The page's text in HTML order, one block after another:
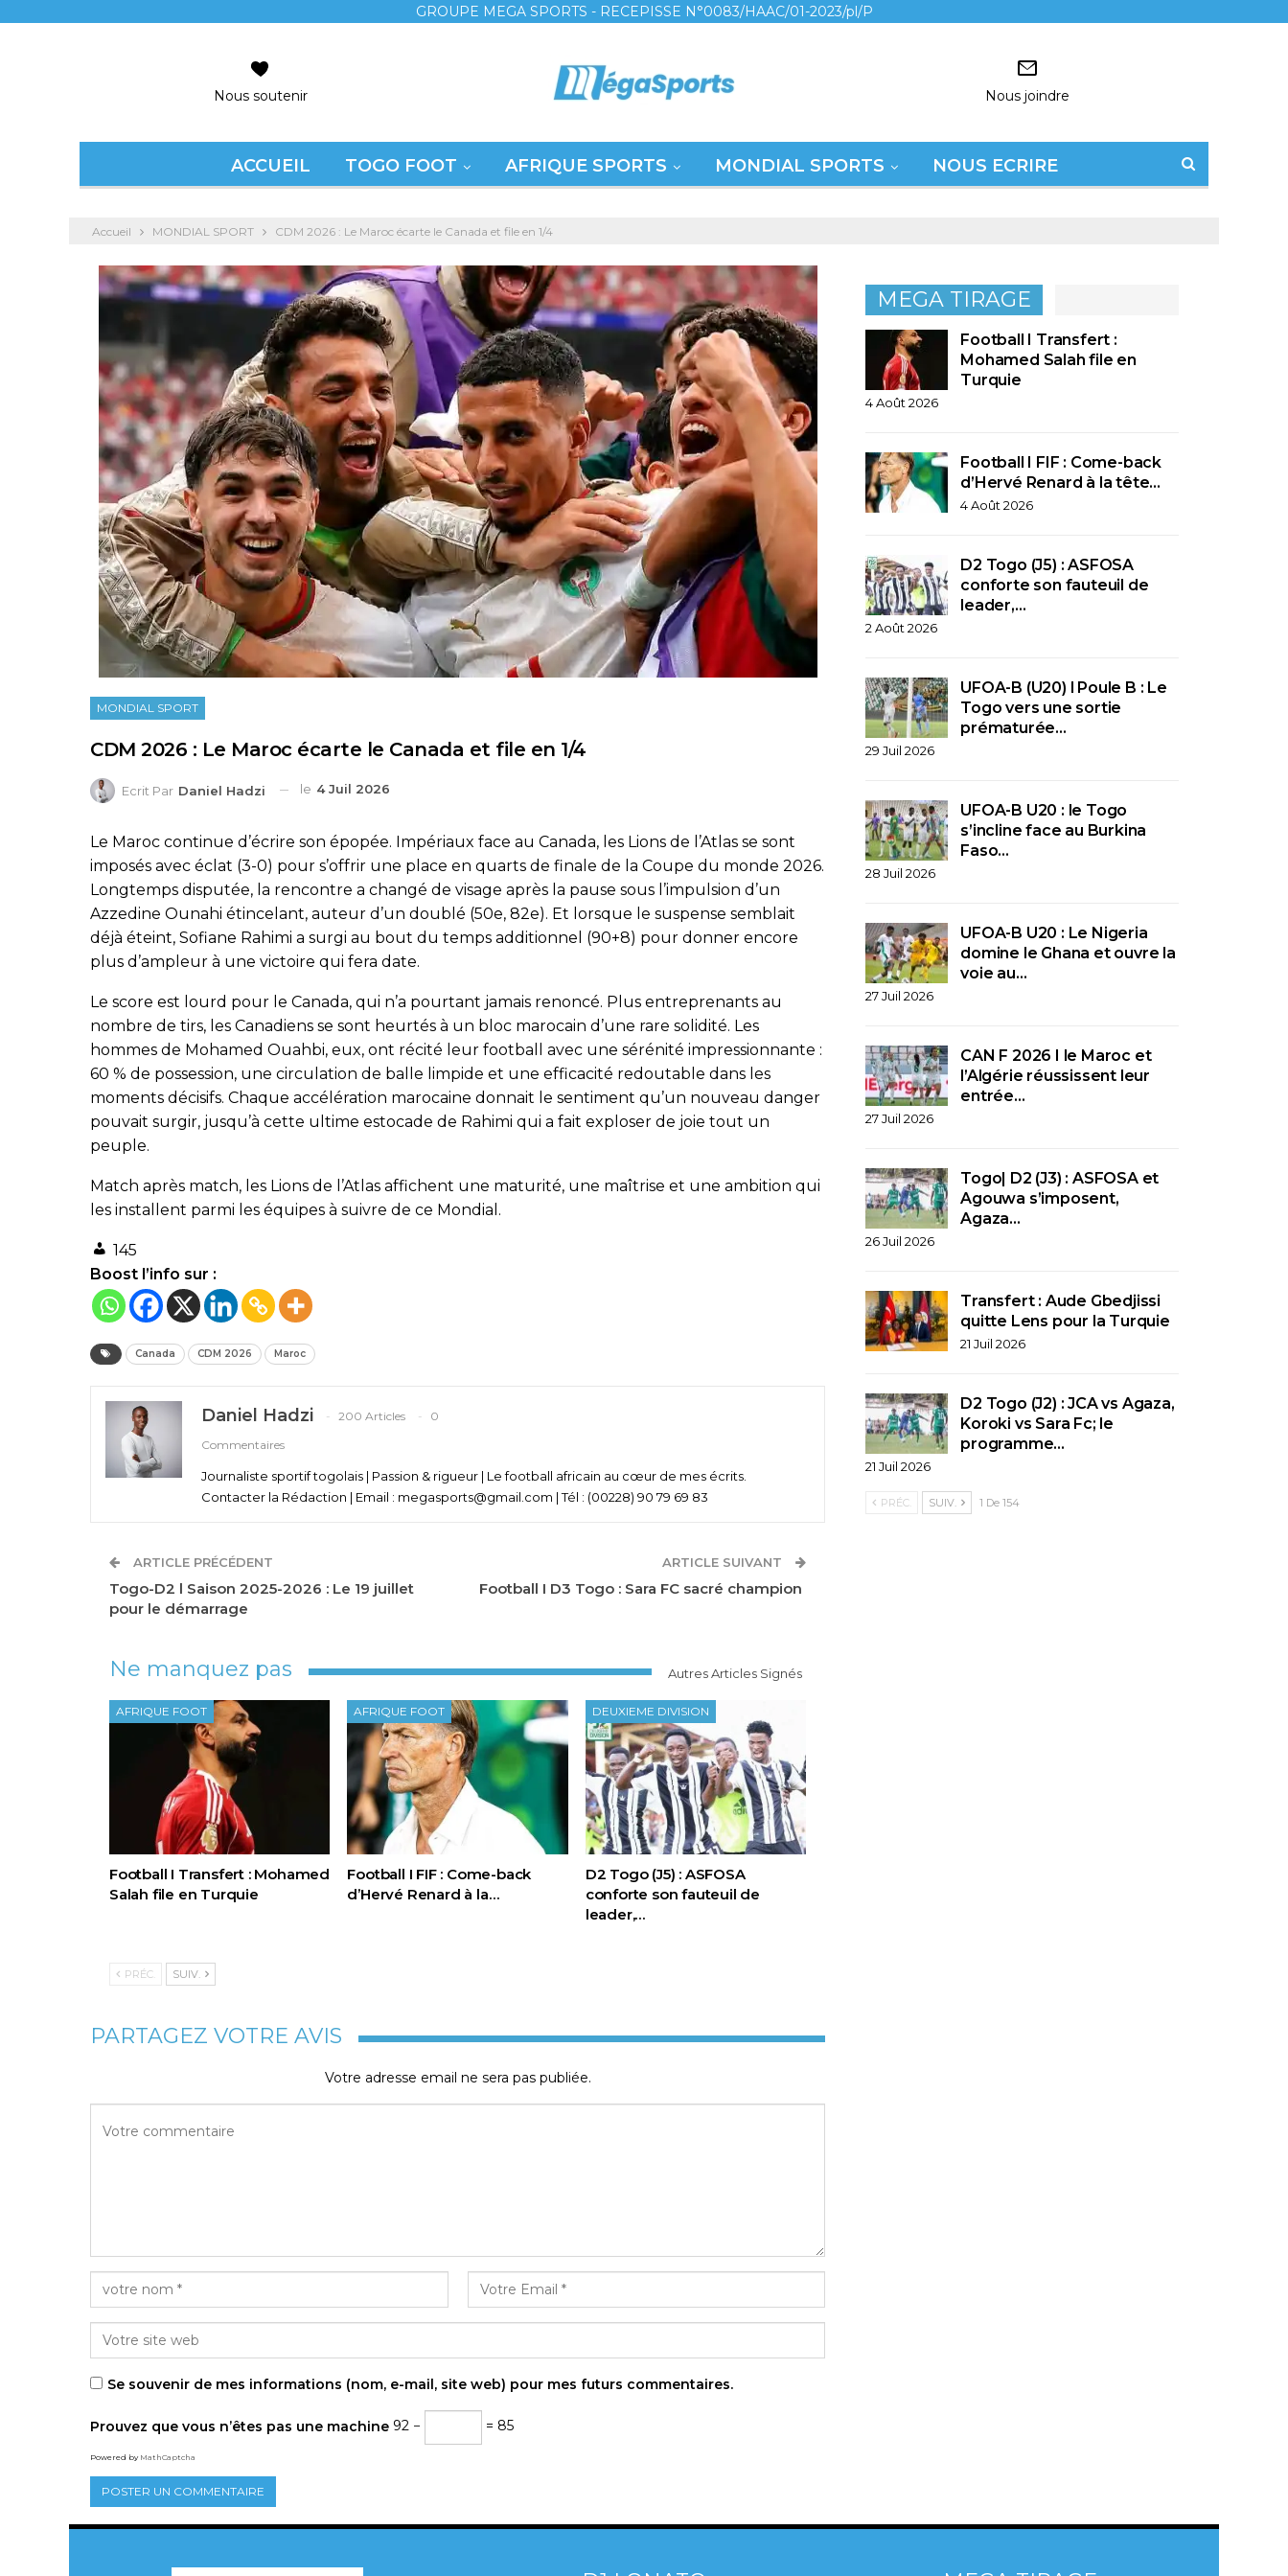
GROUPE MEGA SPORTS - RECEPISSE N°0083/HAAC/01-2023/pl/P
Nous soutenir Nous joindre
ACCUEIL TOGO FOOT AFRIQUE SPORTS MONDIAL SPORTS NOUS ECRIRE
Accueil MONDIAL SPORT CDM 2026 : Le Maroc écarte le Canada et file en 1/4
MONDIAL SPORT
CDM 2026 : Le Maroc écarte le Canada et file en 1/4
Ecrit Par Daniel Hadzi le 4 Juil 2026
Le Maroc continue d’écrire son épopée. Impériaux face au Canada, les Lions de l’Atlas se sont
imposés avec éclat (3-0) pour s’offrir une place en quarts de finale de la Coupe du monde 2026.
Longtemps disputée, la rencontre a changé de visage après la pause sous l’impulsion d’un
Azzedine Ounahi étincelant, auteur d’un doublé (50e, 82e). Et lorsque le suspense semblait
déjà éteint, Sofiane Rahimi a surgi au bout du temps additionnel (90+8) pour donner encore
plus d’ampleur à une victoire qui fera date.
Le score est lourd pour le Canada, qui n’a pourtant jamais renoncé. Plus entreprenants au
nombre de tirs, les Canadiens se sont heurtés à un bloc marocain d’une rare solidité. Les
hommes de Mohamed Ouahbi, eux, ont récité leur football avec une sérénité impressionnante :
60 % de possession, une circulation de balle limpide et une efficacité redoutable dans les
moments décisifs. Chaque accélération marocaine donnait le sentiment qu’un nouveau danger
pouvait surgir, jusqu’à cette ultime estocade de Rahimi qui a fait exploser de joie tout un
peuple.
Match après match, les Lions de l’Atlas affichent une maturité, une maîtrise et une ambition qui
les installent parmi les équipes à suivre de ce Mondial.
145
Boost l’info sur :
Canada CDM 2026 Maroc
Daniel Hadzi 200 Articles
0
Commentaires
Journaliste sportif togolais | Passion & rigueur | Le football africain au cœur de mes écrits.
Contacter la Rédaction | Email : megasports@gmail.com | Tél : (00228) 90 79 69 83
ARTICLE PRÉCÉDENT
Togo-D2 l Saison 2025-2026 : Le 19 juillet
pour le démarrage
ARTICLE SUIVANT
Football I D3 Togo : Sara FC sacré champion
Ne manquez pas Autres Articles Signés
AFRIQUE FOOT
Football I Transfert : Mohamed
Salah file en Turquie
AFRIQUE FOOT
Football I FIF : Come-back
d’Hervé Renard à la…
DEUXIEME DIVISION
D2 Togo (J5) : ASFOSA
conforte son fauteuil de
leader,…
PRÉC. SUIV.
PARTAGEZ VOTRE AVIS
Votre adresse email ne sera pas publiée.
Se souvenir de mes informations (nom, e-mail, site web) pour mes futurs commentaires.
Prouvez que vous n’êtes pas une machine 92 − = 85
Powered by MathCaptcha
MEGA TIRAGE
Football I Transfert :
Mohamed Salah file en
Turquie
4 Août 2026
Football I FIF : Come-back
d’Hervé Renard à la tête…
4 Août 2026
D2 Togo (J5) : ASFOSA
conforte son fauteuil de
leader,…
2 Août 2026
UFOA-B (U20) l Poule B : Le
Togo vers une sortie
prématurée…
29 Juil 2026
UFOA-B U20 : le Togo
s’incline face au Burkina
Faso…
28 Juil 2026
UFOA-B U20 : Le Nigeria
domine le Ghana et ouvre la
voie au…
27 Juil 2026
CAN F 2026 I le Maroc et
l’Algérie réussissent leur
entrée…
27 Juil 2026
Togo| D2 (J3) : ASFOSA et
Agouwa s’imposent,
Agaza…
26 Juil 2026
Transfert : Aude Gbedjissi
quitte Lens pour la Turquie
21 Juil 2026
D2 Togo (J2) : JCA vs Agaza,
Koroki vs Sara Fc; le
programme…
21 Juil 2026
PRÉC. SUIV. 1 De 154